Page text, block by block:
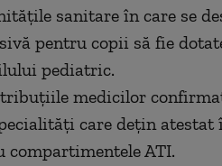
sanitare în care se
pentru copii să fie
pediatric.
medicilor
care deţin
compartimentele ATI.